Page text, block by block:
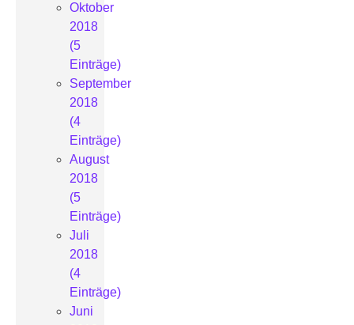
Oktober
2018
(5
Einträge)
September
2018
(4
Einträge)
August
2018
(5
Einträge)
Juli
2018
(4
Einträge)
Juni